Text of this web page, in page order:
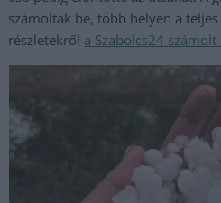
számoltak be, több helyen a
részletekről a Szabolcs24 számolt